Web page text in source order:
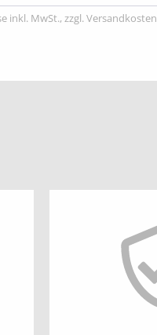
inkl. MwSt., zzgl. Versandkosten